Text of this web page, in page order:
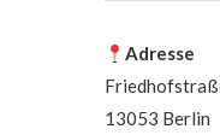
Adresse
13053 Berlin